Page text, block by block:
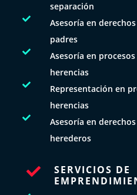
separación

Asesoría en
padres

Asesoría en
herencias

Representación en
herencias

Asesoría en
herederos

SERVICIOS DE